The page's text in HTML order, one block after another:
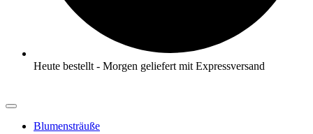
Heute bestellt - Morgen geliefert mit Expressversand
Blumensträuße